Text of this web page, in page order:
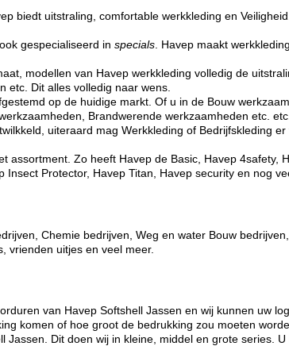
biedt uitstraling, comfortable werkkleding en
gespecialiseerd in specials . Havep maakt
modellen van Havep werkkleding volledig de
etc. Dit alles volledig naar wens.
op de huidige markt. Of u in de Bouw
Brandwerende werkzaamheden etc.
uiteraard mag Werkkleding of Bedrijfskleding er
Zo heeft Havep de Basic, Havep
Protector, Havep Titan, Havep security en nog
Chemie bedrijven, Weg en water Bouw
vrienden uitjes en veel meer.
van Havep Softshell Jassen en wij kunnen uw
komen of hoe groot de bedrukking zou moeten
Dit doen wij in kleine, middel en grote series. U